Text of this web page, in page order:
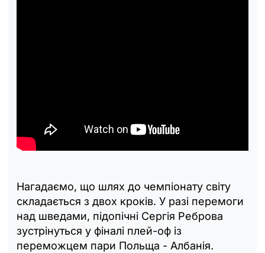
Нагадаємо, що шлях до чемпіонату світу
складається з двох кроків. У разі перемоги
над шведами, підопічні Сергія Реброва
зустрінуться у фіналі плей-оф із
переможцем пари Польща - Албанія.